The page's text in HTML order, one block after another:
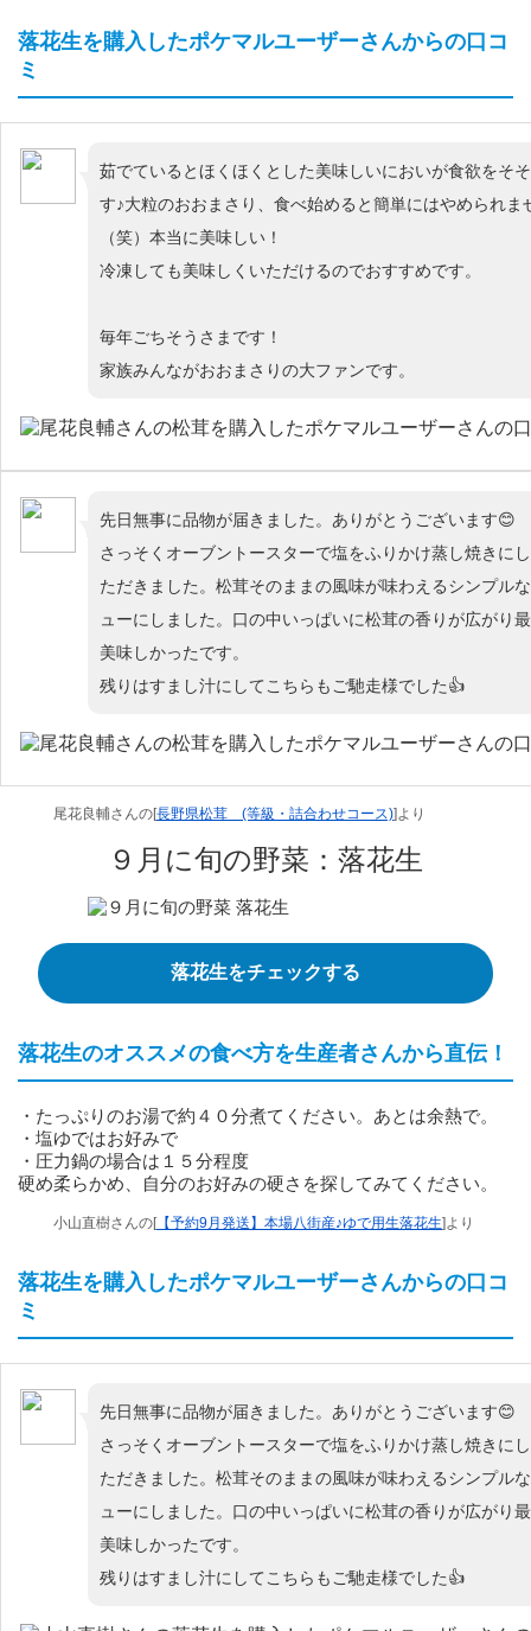
落花生を購入したポケマルユーザーさんからの口コ
ミ
茹でているとほくほくとした美味しいにおいが食欲をそ
す♪大粒のおおまさり、食べ始めると簡単にはやめられま
（笑）本当に美味しい！
冷凍しても美味しくいただけるのでおすすめです。
毎年ごちそうさまです！
家族みんながおおまさりの大ファンです。
先日無事に品物が届きました。ありがとうございます😊
さっそくオーブントースターで塩をふりかけ蒸し焼きに
ただきました。松茸そのままの風味が味わえるシンプル
ューにしました。口の中いっぱいに松茸の香りが広がり
美味しかったです。
残りはすまし汁にしてこちらもご馳走様でした👍
尾花良輔さんの[長野県松茸 (等級・詰合わせコース)]より
９月に旬の野菜：落花生
落花生をチェックする
落花生のオススメの食べ方を生産者さんから直伝！
・たっぷりのお湯で約４０分煮てください。あとは余熱で。
・塩ゆではお好みで
・圧力鍋の場合は１５分程度
硬め柔らかめ、自分のお好みの硬さを探してみてください。
小山直樹さんの[【予約9月発送】本場八街産♪ゆで用生落花生]より
落花生を購入したポケマルユーザーさんからの口コ
ミ
先日無事に品物が届きました。ありがとうございます😊
さっそくオーブントースターで塩をふりかけ蒸し焼きに
ただきました。松茸そのままの風味が味わえるシンプル
ューにしました。口の中いっぱいに松茸の香りが広がり
美味しかったです。
残りはすまし汁にしてこちらもご馳走様でした👍